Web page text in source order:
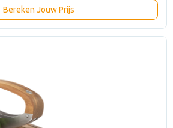
Bereken Jouw Prijs